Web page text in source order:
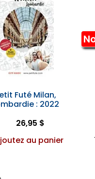
Futé Milan,
: 2022
26,95 $
au panier